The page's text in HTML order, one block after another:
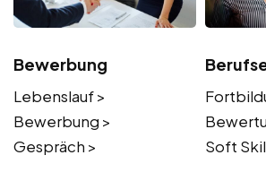
Bewerbung
Lebenslauf >
Bewerbung >
Gespräch >
Soft